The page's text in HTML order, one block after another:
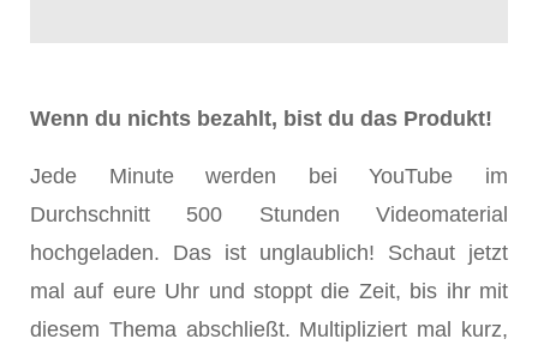
Wenn du nichts bezahlt, bist du das Produkt!
Jede Minute werden bei YouTube im
Durchschnitt 500 Stunden Videomaterial
hochgeladen. Das ist unglaublich! Schaut jetzt
mal auf eure Uhr und stoppt die Zeit, bis ihr mit
diesem Thema abschließt. Multipliziert mal kurz,